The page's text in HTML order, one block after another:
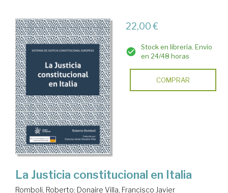
22,00 €
Stock en librería. Envío
en 24/48 horas
COMPRAR
La Justicia constitucional en Italia
Romboli, Roberto; Donaire Villa, Francisco Javier